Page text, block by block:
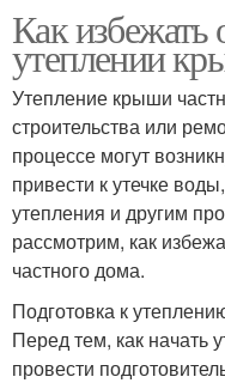
Как
утеплении
Утепление крыши
строительства или
процессе могут
привести к утечке
утепления и другим
рассмотрим, как
частного дома.
Подготовка к
Перед тем, как начать
провести